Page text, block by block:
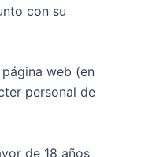
con su
web (en
personal de
de 18 años